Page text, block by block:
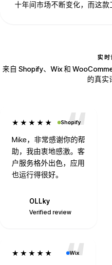
十年间市场不断变化，而这款
实时
来自 Shopify、Wix 和
的真实
★★★★★ Shopify
Mike，非常感谢你的帮
助，我由衷地感激。客
户服务格外出色，应用
也运行得很好。
OLLky
Verified review
Verified review
★★★★★ Wix